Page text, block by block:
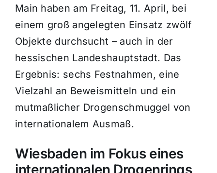
Main haben am Freitag, 11. April, bei
einem groß angelegten Einsatz zwölf
Objekte durchsucht – auch in der
hessischen Landeshauptstadt. Das
Ergebnis: sechs Festnahmen, eine
Vielzahl an Beweismitteln und ein
mutmaßlicher Drogenschmuggel von
internationalem Ausmaß.
Wiesbaden im Fokus eines